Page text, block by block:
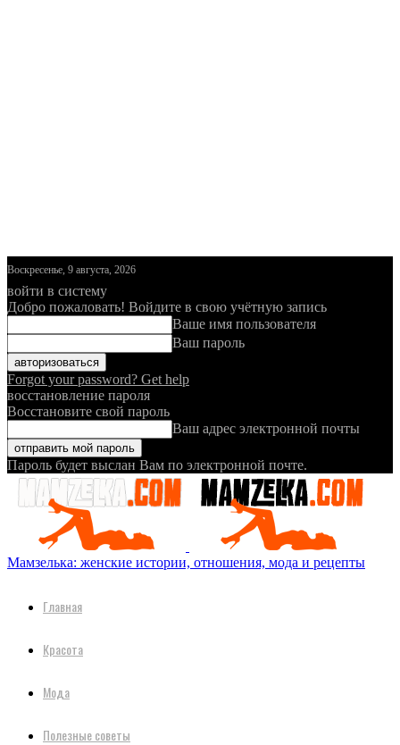
Воскресенье, 9 августа, 2026
войти в систему
Добро пожаловать! Войдите в свою учётную запись
Ваше имя пользователя
Ваш пароль
Forgot your password? Get help
восстановление пароля
Восстановите свой пароль
Ваш адрес электронной почты
Пароль будет выслан Вам по электронной почте.
Мамзелька: женские истории, отношения, мода и рецепты
Главная
Красота
Мода
Полезные советы